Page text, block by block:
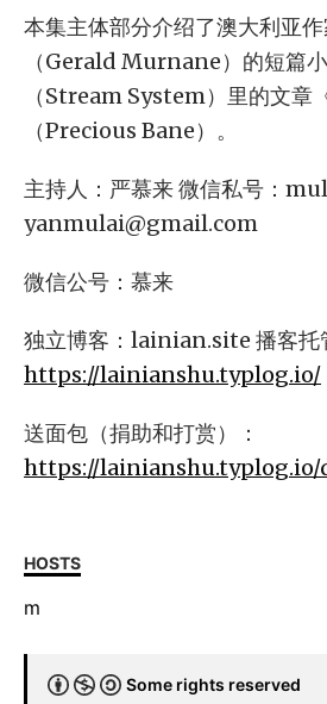
本集主体部分介绍了澳大利亚作
（Gerald Murnane）的短篇小
（Stream System）里的文章
（Precious Bane）。
主持人：严慕来 微信私号：
yanmulai@gmail.com
微信公号：慕来
独立博客：lainian.site 播客托
https://lainianshu.typlog.io/
送面包（捐助和打赏）：
https://lainianshu.typlog.io/
HOSTS
m
Some rights reserved